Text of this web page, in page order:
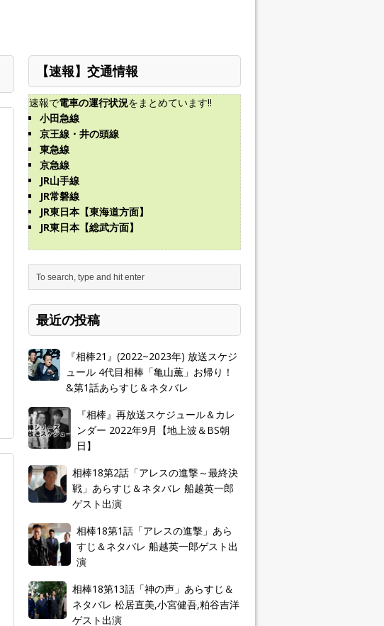
【速報】交通情報
速報で電車の運行状況をまとめています!!
小田急線
京王線・井の頭線
東急線
京急線
JR山手線
JR常磐線
JR東日本【東海道方面】
JR東日本【総武方面】
最近の投稿
『相棒21』(2022~2023年) 放送スケジ
ュール 4代目相棒「亀山薫」お帰り！
&第1話あらすじ＆ネタバレ
『相棒』再放送スケジュール＆カレ
ンダー 2022年9月【地上波＆BS朝
日】
相棒18第2話「アレスの進撃～最終決
戦」あらすじ＆ネタバレ 船越英一郎
ゲスト出演
相棒18第1話「アレスの進撃」あら
すじ＆ネタバレ 船越英一郎ゲスト出
演
相棒18第13話「神の声」あらすじ＆
ネタバレ 松居直美,小宮健吾,粕谷吉洋
ゲスト出演